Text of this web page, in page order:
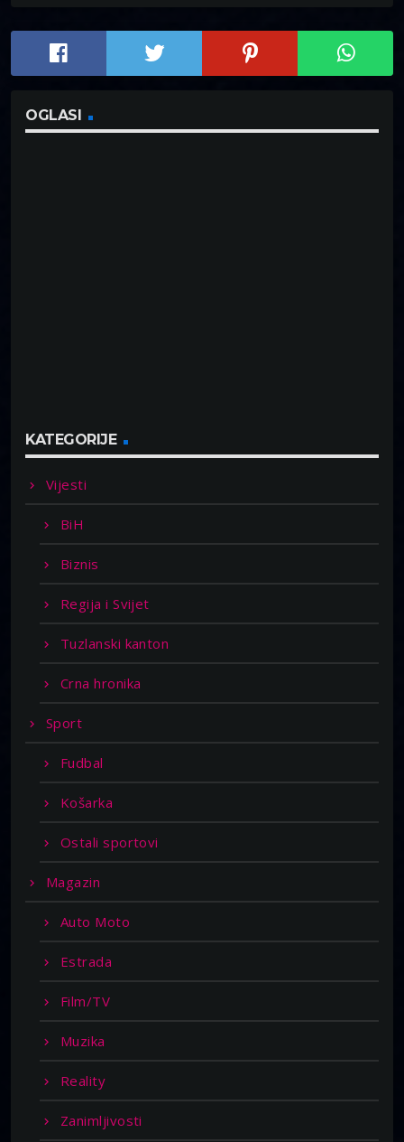
OGLASI
KATEGORIJE
Vijesti
BiH
Biznis
Regija i Svijet
Tuzlanski kanton
Crna hronika
Sport
Fudbal
Košarka
Ostali sportovi
Magazin
Auto Moto
Estrada
Film/TV
Muzika
Reality
Zanimljivosti